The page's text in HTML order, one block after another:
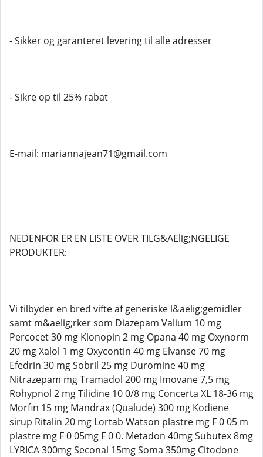
- Sikker og garanteret levering til alle adresser
- Sikre op til 25% rabat
E-mail: mariannajean71@gmail.com
NEDENFOR ER EN LISTE OVER TILG&AElig;NGELIGE
PRODUKTER:
Vi tilbyder en bred vifte af generiske l&aelig;gemidler
samt m&aelig;rker som Diazepam Valium 10 mg
Percocet 30 mg Klonopin 2 mg Opana 40 mg Oxynorm
20 mg Xalol 1 mg Oxycontin 40 mg Elvanse 70 mg
Efedrin 30 mg Sobril 25 mg Duromine 40 mg
Nitrazepam mg Tramadol 200 mg Imovane 7,5 mg
Rohypnol 2 mg Tilidine 10 0/8 mg Concerta XL 18-36 mg
Morfin 15 mg Mandrax (Qualude) 300 mg Kodiene
sirup Ritalin 20 mg Lortab Watson plastre mg F 0 05 m
plastre mg F 0 05mg F 0 0. Metadon 40mg Subutex 8mg
LYRICA 300mg Seconal 15mg Soma 350mg Citodone